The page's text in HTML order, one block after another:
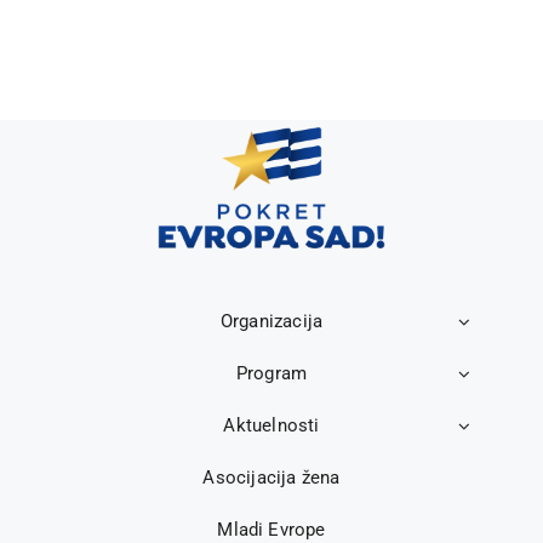
Organizacija
Program
Aktuelnosti
Asocijacija žena
Mladi Evrope